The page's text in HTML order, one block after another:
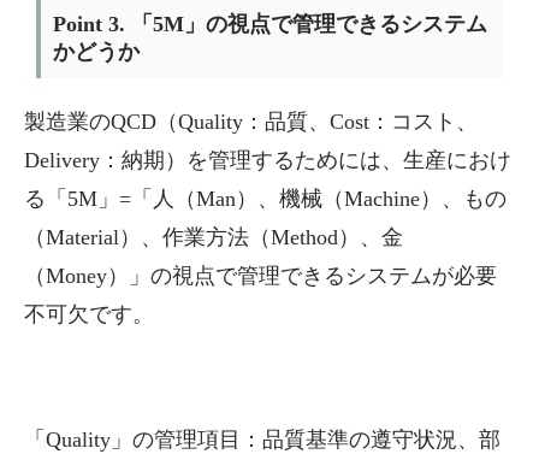
Point 3. 「5M」の視点で管理できるシステム
かどうか
製造業のQCD（Quality：品質、Cost：コスト、
Delivery：納期）を管理するためには、生産におけ
る「5M」=「人（Man）、機械（Machine）、もの
（Material）、作業方法（Method）、金
（Money）」の視点で管理できるシステムが必要
不可欠です。
「Quality」の管理項目：品質基準の遵守状況、部